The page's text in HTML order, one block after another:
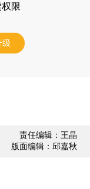
限
级
责任编辑：王晶
版面编辑：邱嘉秋